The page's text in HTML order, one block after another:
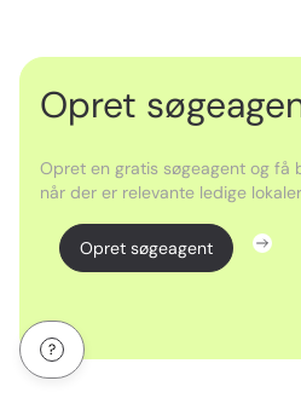
Opret
Opret en gratis søgeagent og få
når der er relevante ledige
Opret søgeagent